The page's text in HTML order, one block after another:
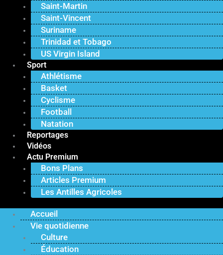
Saint-Martin
Saint-Vincent
Suriname
Trinidad et Tobago
US Virgin Island
Sport
Athlétisme
Basket
Cyclisme
Football
Natation
Reportages
Vidéos
Actu Premium
Bons Plans
Articles Premium
Les Antilles Agricoles
Accueil
Vie quotidienne
Culture
Éducation